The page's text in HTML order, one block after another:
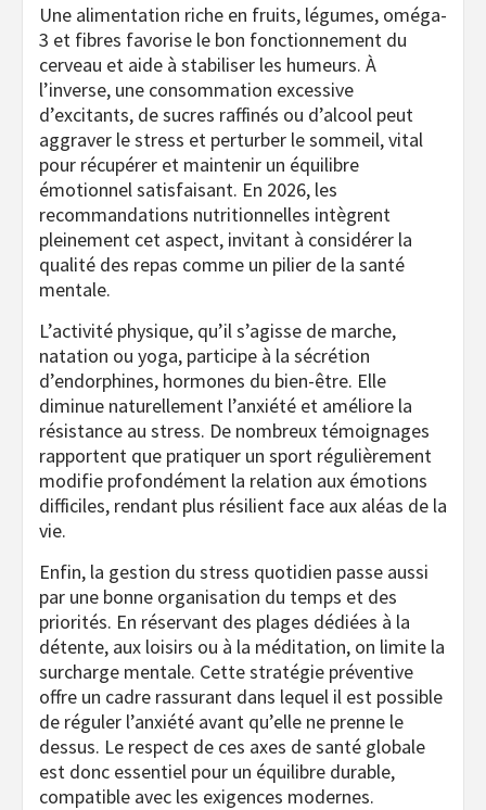
Une alimentation riche en fruits, légumes, oméga-
3 et fibres favorise le bon fonctionnement du
cerveau et aide à stabiliser les humeurs. À
l’inverse, une consommation excessive
d’excitants, de sucres raffinés ou d’alcool peut
aggraver le stress et perturber le sommeil, vital
pour récupérer et maintenir un équilibre
émotionnel satisfaisant. En 2026, les
recommandations nutritionnelles intègrent
pleinement cet aspect, invitant à considérer la
qualité des repas comme un pilier de la santé
mentale.
L’activité physique, qu’il s’agisse de marche,
natation ou yoga, participe à la sécrétion
d’endorphines, hormones du bien-être. Elle
diminue naturellement l’anxiété et améliore la
résistance au stress. De nombreux témoignages
rapportent que pratiquer un sport régulièrement
modifie profondément la relation aux émotions
difficiles, rendant plus résilient face aux aléas de la
vie.
Enfin, la gestion du stress quotidien passe aussi
par une bonne organisation du temps et des
priorités. En réservant des plages dédiées à la
détente, aux loisirs ou à la méditation, on limite la
surcharge mentale. Cette stratégie préventive
offre un cadre rassurant dans lequel il est possible
de réguler l’anxiété avant qu’elle ne prenne le
dessus. Le respect de ces axes de santé globale
est donc essentiel pour un équilibre durable,
compatible avec les exigences modernes.